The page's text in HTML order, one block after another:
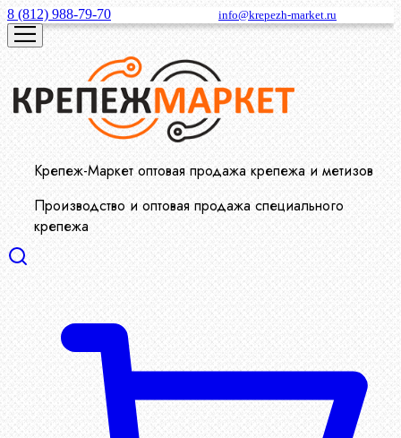
8 (812) 988-79-70 info@krepezh-market.ru
Крепеж-Маркет оптовая продажа крепежа и метизов
Производство и оптовая продажа специального
крепежа